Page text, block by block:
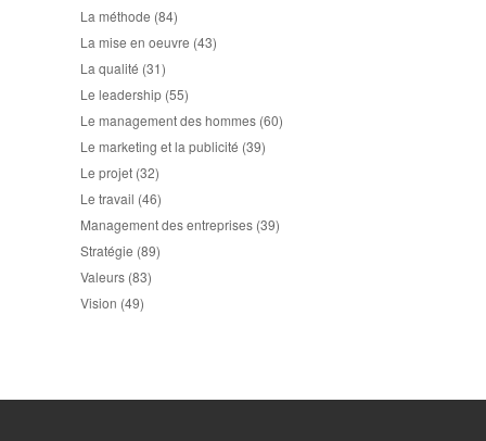
La méthode (84)
La mise en oeuvre (43)
La qualité (31)
Le leadership (55)
Le management des hommes (60)
Le marketing et la publicité (39)
Le projet (32)
Le travail (46)
Management des entreprises (39)
Stratégie (89)
Valeurs (83)
Vision (49)